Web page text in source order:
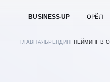
BUSINESS-UP ОРЁЛ
ГЛАВНАЯБРЕНДИНГНЕЙМИНГ В